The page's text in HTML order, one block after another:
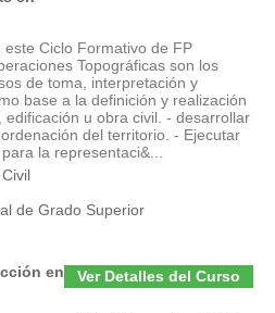
Ciclo Formativo de FP
Topográficas son los
de toma, interpretación y
base a la definición y realización
u obra civil. - desarrollar
del territorio. - Ejecutar
la representaci&...
de Grado Superior
Ver Detalles del Curso
en